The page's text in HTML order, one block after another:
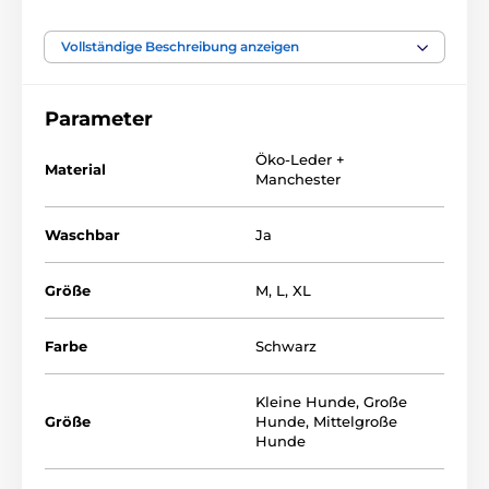
Die Matratze wird aus einem hochwertigen Material
hergestellt, der die Form hält. Das Material widersteht
Vollständige Beschreibung anzeigen
Parameter
Material
Öko-Leder +
Manchester
Waschbar Ja
Größe M, L, XL
Farbe Schwarz
Größe
Kleine Hunde, Große
Hunde, Mittelgroße
Hunde